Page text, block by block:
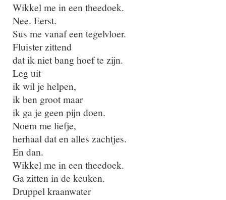
Wikkel me in een theedoek.
Nee. Eerst.
Sus me vanaf een tegelvloer.
Fluister zittend
dat ik niet bang hoef te zijn.
Leg uit
ik wil je helpen,
ik ben groot maar
ik ga je geen pijn doen.
Noem me liefje,
herhaal dat en alles zachtjes.
En dan.
Wikkel me in een theedoek.
Ga zitten in de keuken.
Druppel kraanwater